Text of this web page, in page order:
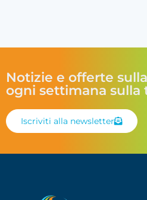
Notizie e offerte
ogni settimana sulla
Iscriviti alla newsletter